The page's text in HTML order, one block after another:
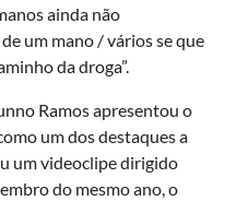
ainda não
um mano / vários se que
da droga”.
Ramos apresentou o
um dos destaques a
um videoclipe dirigido
do mesmo ano, o